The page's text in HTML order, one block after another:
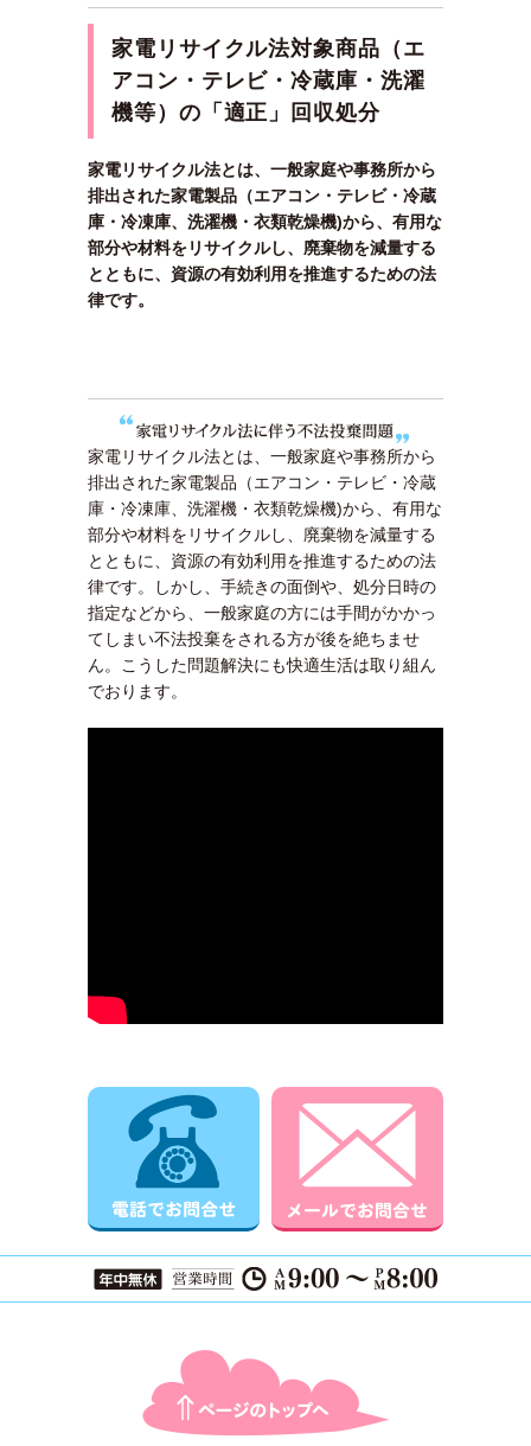
家電リサイクル法対象商品（エ
アコン・テレビ・冷蔵庫・洗濯
機等）の「適正」回収処分
家電リサイクル法とは、一般家庭や事務所から
排出された家電製品（エアコン・テレビ・冷蔵
庫・冷凍庫、洗濯機・衣類乾燥機)から、有用な
部分や材料をリサイクルし、廃棄物を減量する
とともに、資源の有効利用を推進するための法
律です。
家電リサイクル法とは、一般家庭や事務所から
排出された家電製品（エアコン・テレビ・冷蔵
庫・冷凍庫、洗濯機・衣類乾燥機)から、有用な
部分や材料をリサイクルし、廃棄物を減量する
とともに、資源の有効利用を推進するための法
律です。しかし、手続きの面倒や、処分日時の
指定などから、一般家庭の方には手間がかかっ
てしまい不法投棄をされる方が後を絶ちませ
ん。こうした問題解決にも快適生活は取り組ん
でおります。
電話でお問合せ